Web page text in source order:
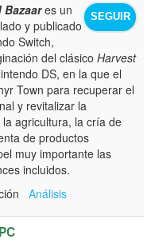
SEGUIR
Bazaares un
y publicado
Switch,
del clásicoHarvest
DS, en la que el
Town para recuperar el
y revitalizar la
agricultura, la cría de
de productos
muy importante las
incluidos.
Análisis
PC